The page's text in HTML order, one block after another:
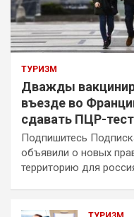
ТУРИЗМ
Дважды
въезде во
сдавать ПЦР-
Подпишитесь
объявили о новых
территорию для